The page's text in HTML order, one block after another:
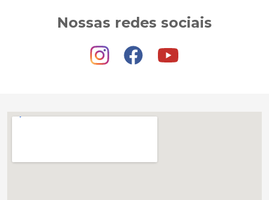
Nossas redes sociais